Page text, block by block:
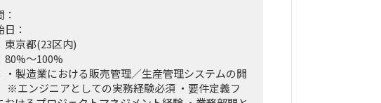
：
東京都(23区内)
80%～100%
・製造業における販売管理／生産管理システムの開
エンジニアとしての実務経験必須 ・要件定義フ